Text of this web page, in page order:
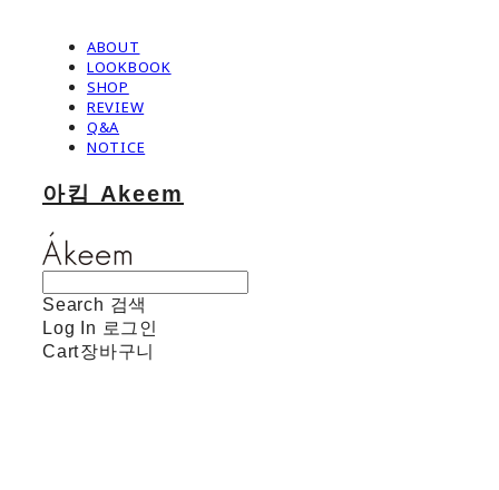
ABOUT
LOOKBOOK
SHOP
REVIEW
Q&A
NOTICE
아킴 Akeem
Search 검색
Log In 로그인
Cart장바구니